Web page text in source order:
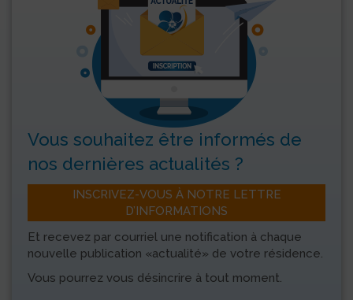
Vous souhaitez être informés de
nos dernières actualités ?
INSCRIVEZ-VOUS À NOTRE LETTRE
D’INFORMATIONS
Et recevez par courriel une notification à chaque
nouvelle publication «actualité» de votre résidence.
Vous pourrez vous désincrire à tout moment.